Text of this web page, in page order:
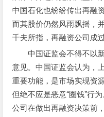
中国石化也纷纷传出再融
而其股价仍然风雨飘摇，
千夫所指，再融资公司成
中国证监会不得不以
意见。中国证监会认为，
重要功能，是市场实现资
但绝不应是恶意“圈钱”行
公司在做出再融资决策前